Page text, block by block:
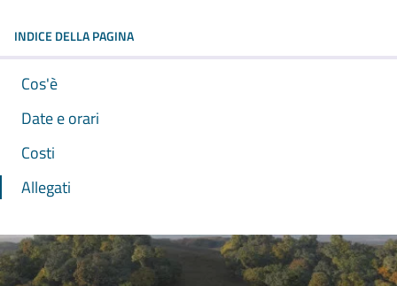
INDICE DELLA PAGINA
Cos'è
Date e orari
Costi
Allegati